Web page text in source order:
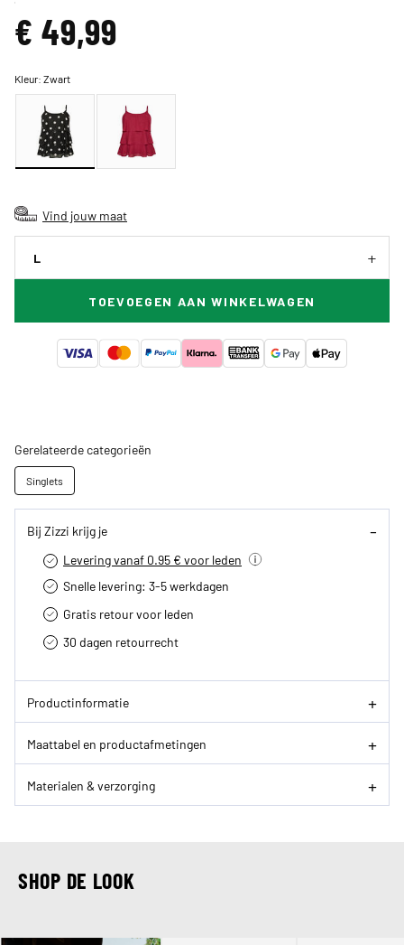
€ 49,99
Kleur:Zwart
Vind jouw maat
L
TOEVOEGEN AAN WINKELWAGEN
Gerelateerde categorieën
Singlets
Bij Zizzi krijg je
Levering vanaf 0.95 € voor leden
Snelle levering: 3-5 werkdagen
Gratis retour voor leden
30 dagen retourrecht­
Productinformatie
Maattabel en productafmetingen
Materialen & verzorging
SHOP DE LOOK